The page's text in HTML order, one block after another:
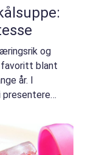
og
blant
år. I
presentere
p...